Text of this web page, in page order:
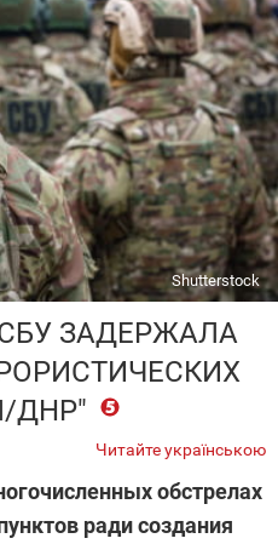
Shutterstock
ЗАДЕРЖАЛА
ДНР"
Читайте українською
обстрелах
ради создания